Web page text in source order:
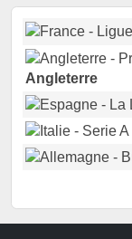
Angleterre